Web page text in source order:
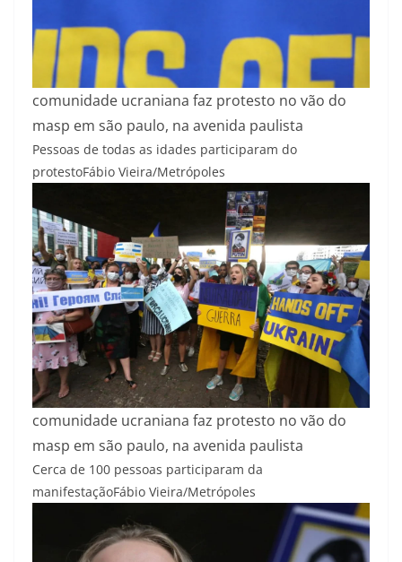
comunidade ucraniana faz protesto no vão do
masp em são paulo, na avenida paulista
Pessoas de todas as idades participaram do
protestoFábio Vieira/Metrópoles
comunidade ucraniana faz protesto no vão do
masp em são paulo, na avenida paulista
Cerca de 100 pessoas participaram da
manifestaçãoFábio Vieira/Metrópoles